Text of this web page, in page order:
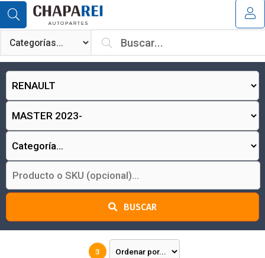
¿Tienes cupón de descuento?
BUSCAR
3